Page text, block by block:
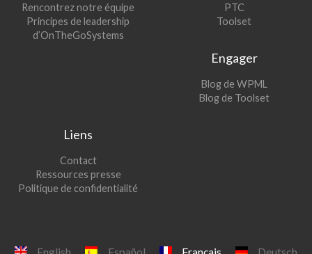
Rencontrez notre équipe
Principes de leadership
d’OnTheGoSystems
une
PTC(s’ouvre
dans
fenêtre)
Toolset(s’ouvre
nouvelle
Engager
Blog de WPML
dans
Blog de Toolset(s’ouvre
Liens
Contact
Ressources presse
Politique de confidentialité